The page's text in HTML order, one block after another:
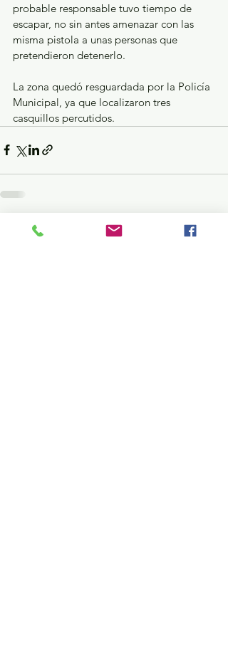
probable responsable tuvo tiempo de
escapar, no sin antes amenazar con las
misma pistola a unas personas que
pretendieron detenerlo.
La zona quedó resguardada por la Policía
Municipal, ya que localizaron tres
casquillos percutidos.
Entradas recientes Ver todo